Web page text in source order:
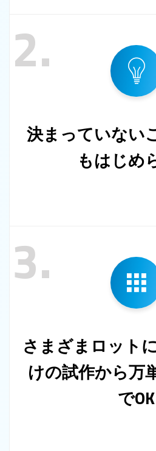
2.
決まっていない
もはじめ
3.
さまざまロット
けの試作から万
でOK